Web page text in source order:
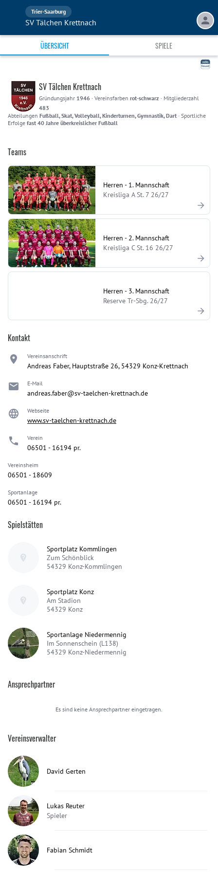
Trier-Saarburg
SV Tälchen Krettnach
ÜBERSICHT SPIELE
SV Tälchen Krettnach
Gründungsjahr 1946 · Vereinsfarben rot-schwarz · Mitgliederzahl
483
Abteilungen Fußball, Skat, Volleyball, Kinderturnen, Gymnastik, Dart · Sportliche
Erfolge fast 40 Jahre überkreislicher Fußball
Teams
Herren - 1. Mannschaft
Kreisliga A St. 7 26/27
Herren - 2. Mannschaft
Kreisliga C St. 16 26/27
Herren - 3. Mannschaft
Reserve Tr-Sbg. 26/27
Kontakt
Vereinsanschrift
Andreas Faber, Hauptstraße 26, 54329 Konz-Krettnach
E-Mail
andreas.faber@sv-taelchen-krettnach.de
Webseite
www.sv-taelchen-krettnach.de
Verein
06501 - 16194 pr.
Vereinsheim
06501 - 18609
Sportanlage
06501 - 16194 pr.
Spielstätten
Sportplatz Kommlingen
Zum Schönblick
54329 Konz-Kommlingen
Sportplatz Konz
Am Stadion
54329 Konz
Sportanlage Niedermennig
Im Sonnenschein (L138)
54329 Konz-Niedermennig
Ansprechpartner
Es sind keine Ansprechpartner eingetragen.
Vereinsverwalter
David Gerten
Lukas Reuter
Spieler
Fabian Schmidt